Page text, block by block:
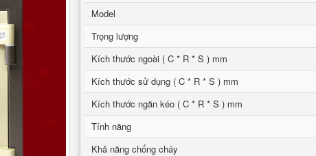
Model
Trọng lượng
Kích thước ngoài ( C * R * S ) mm
Kích thước sử dụng ( C * R * S ) mm
Kích thước ngăn kéo ( C * R * S ) mm
Tính năng
Khả năng chống cháy